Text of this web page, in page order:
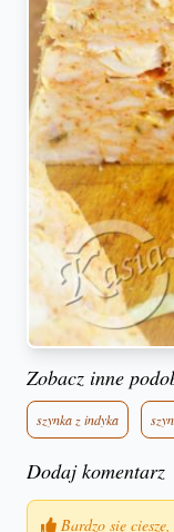
Zobacz inne
szynka z indyka
Dodaj komentarz
Bardzo się